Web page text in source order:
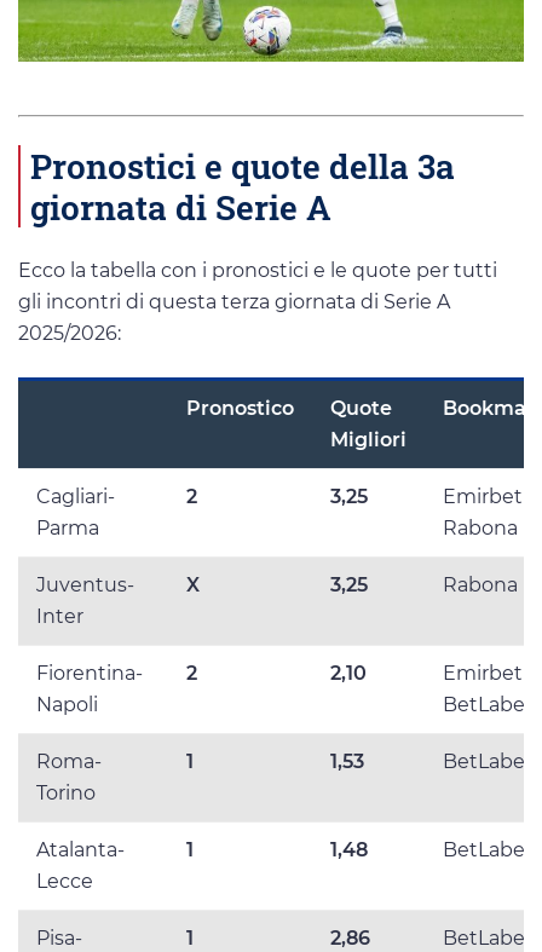
Pronostici e quote della 3a
giornata di Serie A
Ecco la tabella con i pronostici e le quote per tutti
gli incontri di questa terza giornata di Serie A
2025/2026:
Pronostico
Quote
Migliori
Cagliari-
Parma
2 3,25
Emirbet e
Rabona
Juventus-
Inter
X 3,25 Rabona
Fiorentina-
Napoli
2 2,10
Emirbet e
BetLabel
Roma-
Torino
1 1,53 BetLabel
Atalanta-
Lecce
1 1,48 BetLabel
Pisa-
1 2,86 BetLabel